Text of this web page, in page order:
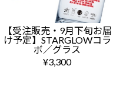
【受注販売・9月下旬お届
け予定】STARGLOWコラ
ボ／グラス
¥3,300